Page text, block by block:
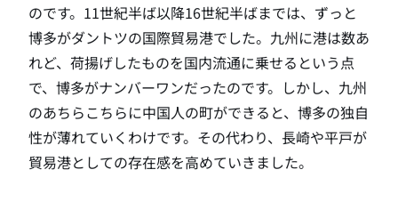
のです。11世紀半ば以降16世紀半ばまでは、ずっと
博多がダントツの国際貿易港でした。九州に港は数あ
れど、荷揚げしたものを国内流通に乗せるという点
で、博多がナンバーワンだったのです。しかし、九州
のあちらこちらに中国人の町ができると、博多の独自
性が薄れていくわけです。その代わり、長崎や平戸が
貿易港としての存在感を高めていきました。